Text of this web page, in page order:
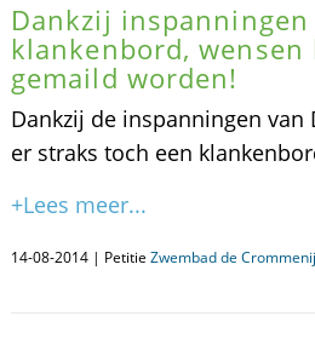
Dankzij inspanningen
klankenbord, wensen
gemaild worden!
Dankzij de inspanningen van
er straks toch een
+Lees meer...
14-08-2014 | Petitie Zwembad de